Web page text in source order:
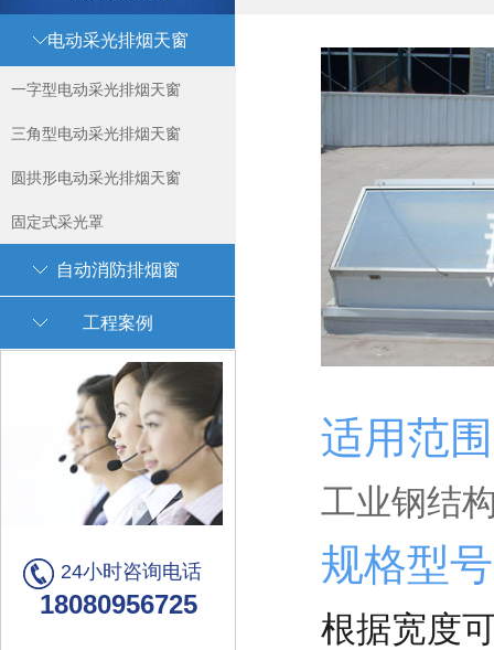
电动采光排烟天窗
一字型电动采光排烟天窗
三角型电动采光排烟天窗
圆拱形电动采光排烟天窗
固定式采光罩
自动消防排烟窗
工程案例
24小时咨询电话
18080956725
适用范
工业钢结
规格型
根据宽度